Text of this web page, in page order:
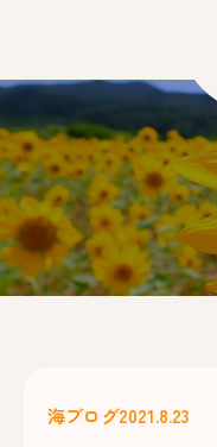
海ブログ2021.8.23